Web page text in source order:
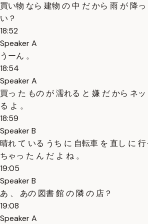
買い物 なら 建物 の 中 だ から 雨 が 降
い ?
18:52
Speaker A
うーん 。
18:54
Speaker A
買っ た もの が 濡れる と 嫌 だ から ネ
る よ 。
18:59
Speaker B
晴れ て いる うち に 自転車 を 直し に
ちゃっ た ん だ よ ね 。
19:05
Speaker B
あ 、 あの 図書 館 の 隣 の 店 ?
19:08
Speaker A